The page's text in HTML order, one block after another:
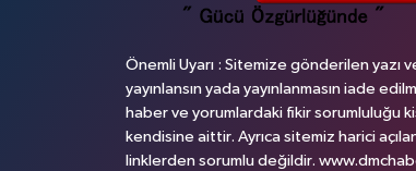
Önemli Uyarı : Sitemize gönderilen yazı
yayınlansın yada yayınlanmasın iade
haber ve yorumlardaki fikir sorumluluğu
kendisine aittir. Ayrıca sitemiz harici
linklerden sorumlu değildir.